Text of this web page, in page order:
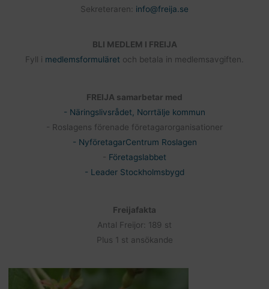
Sekreteraren: info@freija.se
BLI MEDLEM I FREIJA
Fyll i medlemsformuläret och betala in medlemsavgiften.
FREIJA samarbetar med
- Näringslivsrådet, Norrtälje kommun
- Roslagens förenade företagarorganisationer
- NyföretagarCentrum Roslagen
Företagslabbet
- Leader Stockholmsbygd
Freijafakta
Antal Freijor: 189 st
Plus 1 st ansökande